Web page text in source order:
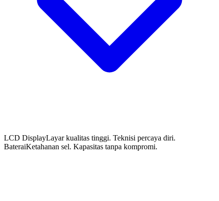
LCD DisplayLayar kualitas tinggi. Teknisi percaya diri.
BateraiKetahanan sel. Kapasitas tanpa kompromi.